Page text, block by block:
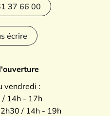
37 66 00
écrire
vendredi :
14h - 17h
/ 14h - 19h